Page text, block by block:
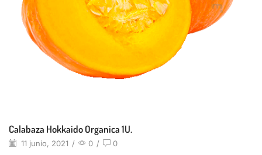
Calabaza Hokkaido Organica 1U.
11 junio, 2021 / 0 / 0